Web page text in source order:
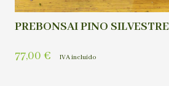
PREBONSAI PINO SILVESTRE
77,00 € IVA incluído